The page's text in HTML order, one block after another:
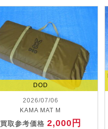
DOD
2026/07/06
KAMA MAT M
買取参考価格 2,000円